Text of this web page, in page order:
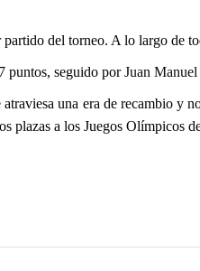
del torneo. A lo largo de
puntos, seguido porJuan Manuel
una era de recambio y
plazas a los Juegos Olímpicos